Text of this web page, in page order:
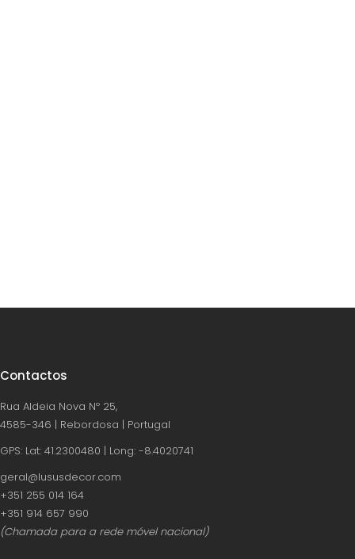
Contactos
Rua Aldeia Nova Nº 25,
4585-346 | Rebordosa | Portugal
GPS: Lat: 41.2300480 | Long: -8.4020741
geral@lususdecor.com
‪+351 255 014 164‬
‪+351 914 657 990
(Chamada para a rede móvel nacional)